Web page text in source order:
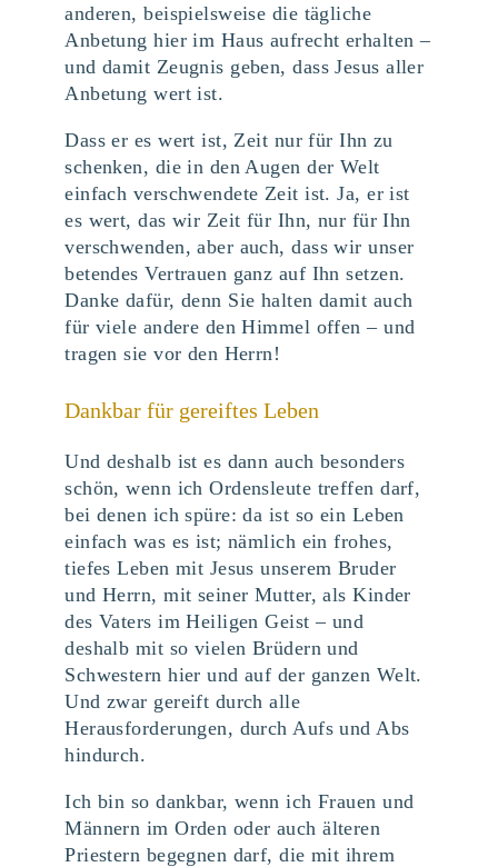
anderen, beispielsweise die tägliche
Anbetung hier im Haus aufrecht erhalten –
und damit Zeugnis geben, dass Jesus aller
Anbetung wert ist.
Dass er es wert ist, Zeit nur für Ihn zu
schenken, die in den Augen der Welt
einfach verschwendete Zeit ist. Ja, er ist
es wert, das wir Zeit für Ihn, nur für Ihn
verschwenden, aber auch, dass wir unser
betendes Vertrauen ganz auf Ihn setzen.
Danke dafür, denn Sie halten damit auch
für viele andere den Himmel offen – und
tragen sie vor den Herrn!
Dankbar für gereiftes Leben
Und deshalb ist es dann auch besonders
schön, wenn ich Ordensleute treffen darf,
bei denen ich spüre: da ist so ein Leben
einfach was es ist; nämlich ein frohes,
tiefes Leben mit Jesus unserem Bruder
und Herrn, mit seiner Mutter, als Kinder
des Vaters im Heiligen Geist – und
deshalb mit so vielen Brüdern und
Schwestern hier und auf der ganzen Welt.
Und zwar gereift durch alle
Herausforderungen, durch Aufs und Abs
hindurch.
Ich bin so dankbar, wenn ich Frauen und
Männern im Orden oder auch älteren
Priestern begegnen darf, die mit ihrem